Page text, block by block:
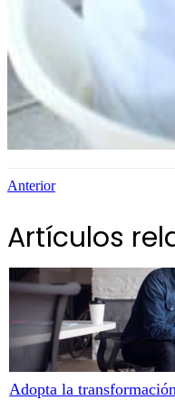
Anterior
Artículos
Adopta la